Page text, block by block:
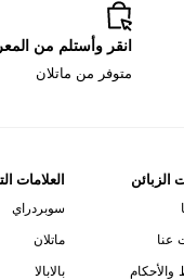
انقر وأستلم من
متوفر من ماتلان
الزبائن
عنا
العلامات
سوبردراي
ماتلان
بالابالا